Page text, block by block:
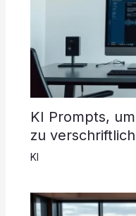
KI Prompts,
zu
KI